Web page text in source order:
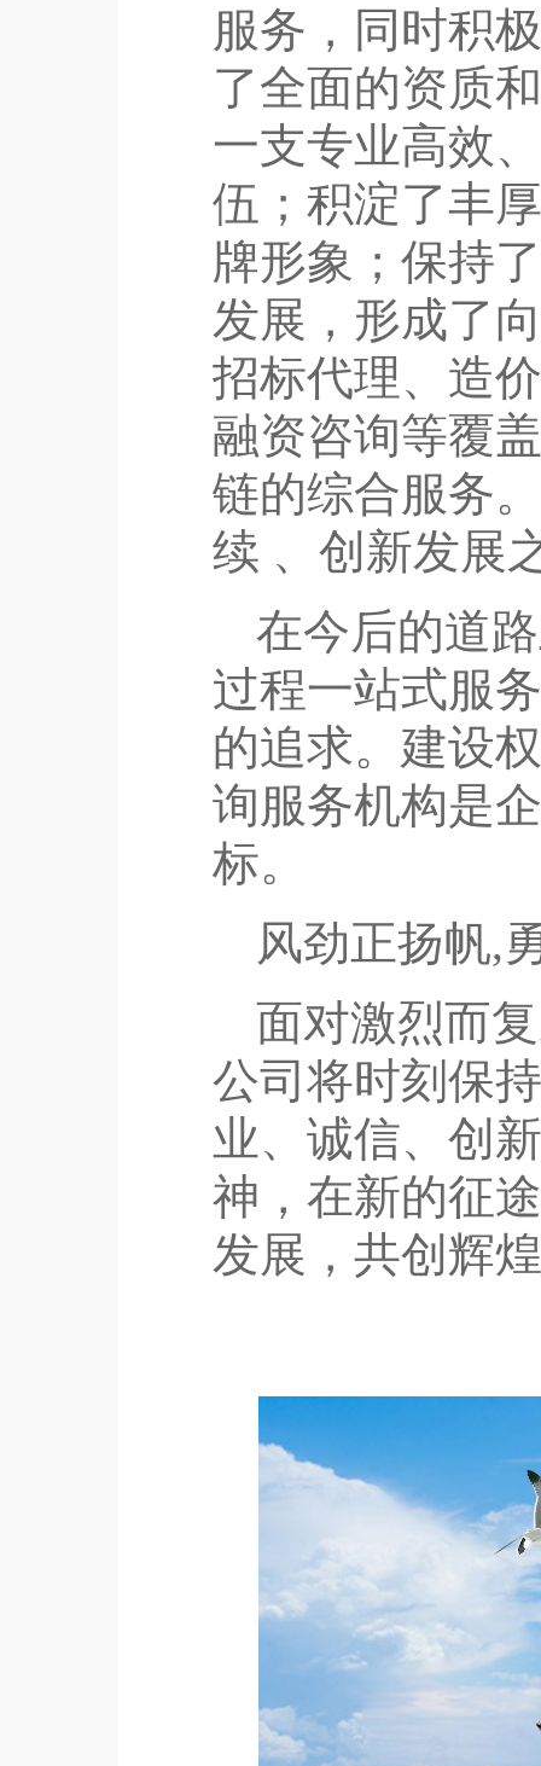
服务，同时积
了全面的资质
一支专业高效
伍；积淀了丰
牌形象；保持
发展，形成了
招标代理、造
融资咨询等覆
链的综合服务
续 、创新发展
在今后的道
过程一站式服
的追求。建设
询服务机构是
标。
风劲正扬帆,
面对激烈而
公司将时刻保
业、诚信、创
神，在新的征
发展，共创辉